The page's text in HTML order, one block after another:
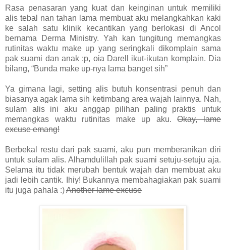
Rasa penasaran yang kuat dan keinginan untuk memiliki
alis tebal nan tahan lama membuat aku melangkahkan kaki
ke salah satu klinik kecantikan yang berlokasi di Ancol
bernama Derma Ministry. Yah kan tungitung memangkas
rutinitas waktu make up yang seringkali dikomplain sama
pak suami dan anak :p, oia Darell ikut-ikutan komplain. Dia
bilang, “Bunda make up-nya lama banget sih”
Ya gimana lagi, setting alis butuh konsentrasi penuh dan
biasanya agak lama sih ketimbang area wajah lainnya. Nah,
sulam alis ini aku anggap pilihan paling praktis untuk
memangkas waktu rutinitas make up aku.Okay, lame
excuse emang!
Berbekal restu dari pak suami, aku pun memberanikan diri
untuk sulam alis. Alhamdulillah pak suami setuju-setuju aja.
Selama itu tidak merubah bentuk wajah dan membuat aku
jadi lebih cantik. Ihiy! Bukannya membahagiakan pak suami
itu juga pahala :)Another lame excuse